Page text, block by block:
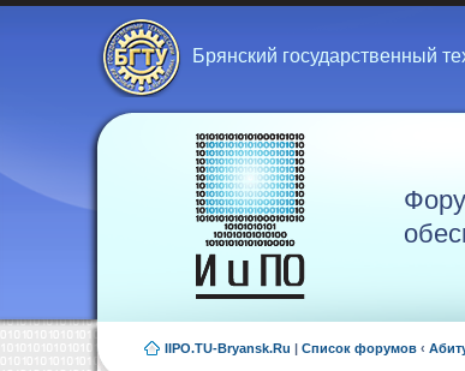
Брянский государственный
IIPO.TU-Bryansk.Ru | Список форумов ‹